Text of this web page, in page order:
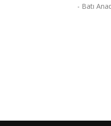
- Batı